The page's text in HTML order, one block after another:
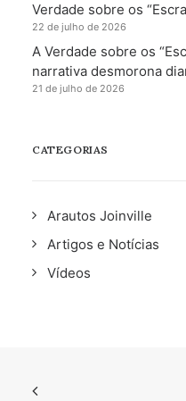
Verdade sobre os
22 de julho de 2026
A Verdade sobre os
narrativa desmorona
21 de julho de 2026
CATEGORIAS
Arautos Joinville
Artigos e Notícias
Vídeos